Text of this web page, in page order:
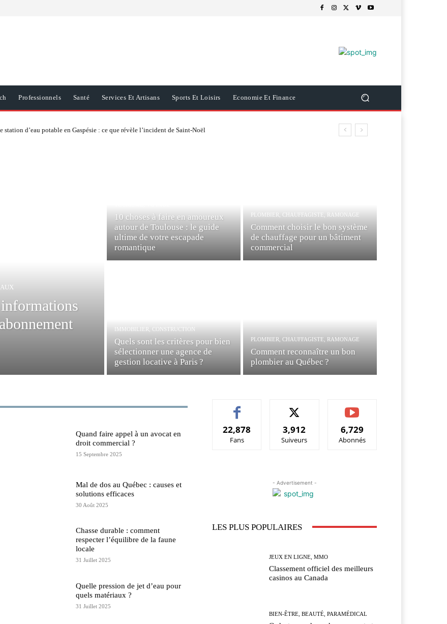
Professionnels Santé Services Et Artisans Sports Et Loisirs Economie Et Finance
station d’eau potable en Gaspésie : ce que révèle l’incident de Saint-Noël
10 choses à faire en amoureux
autour de Toulouse : le guide
ultime de votre escapade
romantique
PLOMBIER, CHAUFFAGISTE, RAMONAGE
Comment choisir le bon système
de chauffage pour un bâtiment
commercial
IMMOBILIER, CONSTRUCTION
Quels sont les critères pour bien
sélectionner une agence de
gestion locative à Paris ?
PLOMBIER, CHAUFFAGISTE, RAMONAGE
Comment reconnaître un bon
plombier au Québec ?
Quand faire appel à un avocat en
droit commercial ?
15 Septembre 2025
Mal de dos au Québec : causes et
solutions efficaces
30 Août 2025
Chasse durable : comment
respecter l’équilibre de la faune
locale
31 Juillet 2025
Quelle pression de jet d’eau pour
quels matériaux ?
31 Juillet 2025
22,878
Fans
3,912
Suiveurs
6,729
Abonnés
- Advertisement -
LES PLUS POPULAIRES
JEUX EN LIGNE, MMO
Classement officiel des meilleurs
casinos au Canada
BIEN-ÊTRE, BEAUTÉ, PARAMÉDICAL